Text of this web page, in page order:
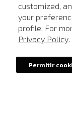
customized,
your
profile. For
Privacy Policy.
Permitir